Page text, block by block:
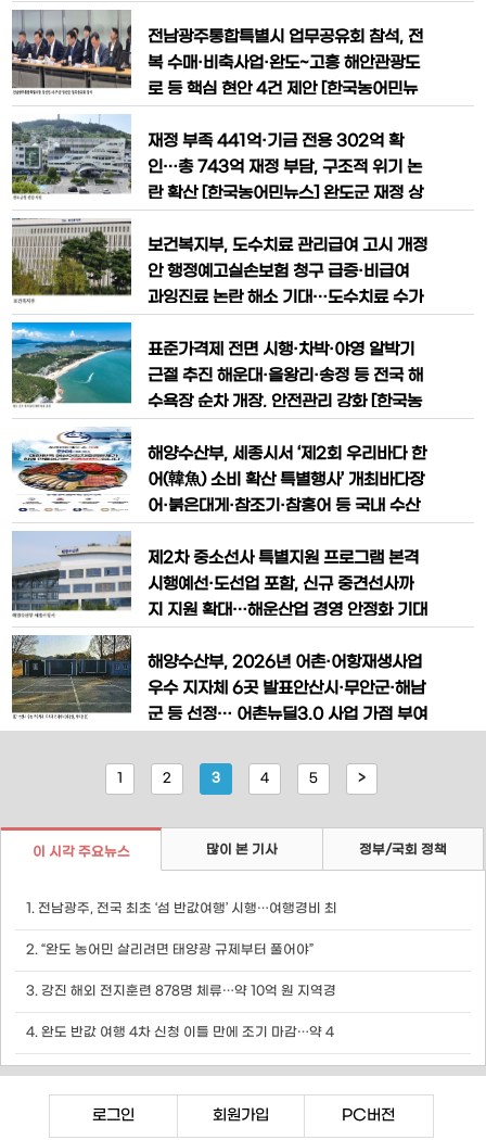
로 직불금을 지급하는 것으로, 신청은 7월
2일부터 8월 3일까지
화를 위해 ‘어선 건조·개조업 등록제’를 본
격 시행한다. 등록제 도입으로 불법 증·개
축에 대한 관리가 강화되고, 어선 건조·개
께 추진될 전망이다. 해양수산부는 ‘어선
건조·개조업 등록을 위한 시설
전남광주통합특별시 업무공유회 참석, 전
복 수매·비축사업·완도~고흥 해안관광도
로 등 핵심 현안 4건 제안 [한국농어민뉴
범을 앞두고 첫 공식 대외 일정부터 지역
현안 해결과 미래 성장동력 확보에 나섰
다.김 당선인은 전남광주통합특별시 당선
해양관광 활성화, 연도교 건설 등 완도군
핵심 현안사업 4건을 건의하며 본격적인
군
재정 부족 441억·기금 전용 302억 확
인…총 743억 재정 부담, 구조적 위기 논
란 확산 [한국농어민뉴스] 완도군 재정 상
적 위기 수준으로 드러나면서 군정 운영
전반이 심각한 부담에 직면하고 있다. 민
선9기 완도군수직 인수위원회는 지난 16
보고받은 결과, 2026년 하반기 군정 운
영을 위한 세입 규모는 279억
보건복지부, 도수치료 관리급여 고시 개정
안 행정예고실손보험 청구 급증·비급여
과잉진료 논란 해소 기대…도수치료 수가
복지부가 도수치료를 건강보험 관리체계
안으로 편입하는 '관리급여' 제도 도입에
나선다. 비급여 진료 증가와 실손보험 청
하기 위한 조치로, 도수치료를 건강보험
급여 항목으로 전환하되 환자 본인부담률
은
표준가격제 전면 시행·차박·야영 알박기
근절 추진 해운대·을왕리·송정 등 전국 해
수욕장 순차 개장, 안전관리 강화 [한국농
맞아 해양수산부가 바가지요금과 불법 알
박기 행위 근절에 나선다. 해수욕장 대여
물품 표준가격제를 시행하고 비지정 장소
리요원 확충과 구명조끼 대여소 운영 등을
통해 국민이 체감할 수 있는 ‘편리하고
해양수산부, 세종시서 ‘제2회 우리바다 한
어(韓魚) 소비 확산 특별행사’ 개최바다장
어·붉은대게·참조기·참홍어 등 국내 수산
행 [한국농어민뉴스] 해양수산부는 국내
수산물 소비 활성화와 어선어업인 지원을
위해 오는 6월 18일부터 19일까지 세종
바다 한어(韓魚)’ 소비 확산 특별행사」를
개최한다고 밝혔다. 이번
제2차 중소선사 특별지원 프로그램 본격
시행예선·도선업 포함, 신규 중견선사까
지 지원 확대…해운산업 경영 안정화 기대
진흥공사가 중소·연안선사의 경영 안정화
와 해운산업 경쟁력 강화를 위해 향후 6년
간 총 1조1천억 원 규모의 금융 지원에 나
함께 「제2차 중소선사 특별지원 프로그램
(2026~2031)」 중장기 계획을
해양수산부, 2026년 어촌·어항재생사업
우수 지자체 6곳 발표안산시·무안군·해남
군 등 선정… 어촌뉴딜3.0 사업 가점 부여
항재생사업의 성공 사례를 확산하고 사업
추진 역량을 높이기 위해 실시한 ‘2026
평가 결과를 발표했다. 해양수산부(장관
황종우)는 전국 기초지방자치단체를 대상
1 2 3 4 5 >
이 시각 주요뉴스 많이 본 기사 정부/국회 정책
1. 전남광주, 전국 최초 ‘섬 반값여행’ 시행…여행경비 최
2. “완도 농어민 살리려면 태양광 규제부터 풀어야”
3. 강진 해외 전지훈련 878명 체류…약 10억 원 지역경
4. 완도 반값 여행 4차 신청 이틀 만에 조기 마감…약 4
로그인 회원가입 PC버전